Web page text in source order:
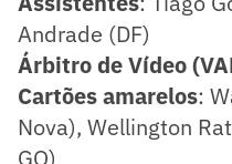
Andrade (DF)
Árbitro de Vídeo
​Cartões amarelos:
Nova), Wellington
GO)